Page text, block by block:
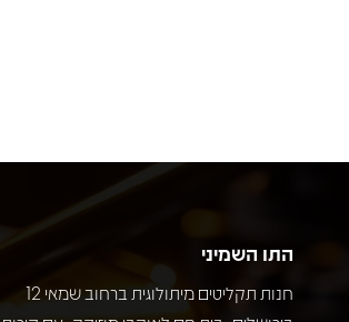
התו השמיני
חנות תקליטים מיתולוגית ברחוב שמאי 12